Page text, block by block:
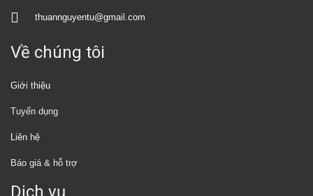
thuannguyentu@gmail.com
Về chúng tôi
Giới thiệu
Tuyển dụng
Liên hệ
Báo giá & hỗ trợ
Dịch vụ